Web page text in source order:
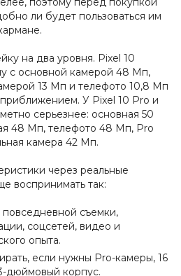
ли будет пользоваться им
на два уровня. Pixel 10
с основной камерой 48 Мп,
13 Мп и телефото 10,8 Мп
У Pixel 10 Pro и
серьезнее: основная 50
48 Мп, телефото 48 Мп, Pro
камера 42 Мп.
через реальные
воспринимать так:
съемки,
соцсетей, видео и
опыта.
если нужны Pro-камеры, 16
дюймовый корпус.